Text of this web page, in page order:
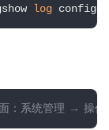
log config#
：系统管理 → 操